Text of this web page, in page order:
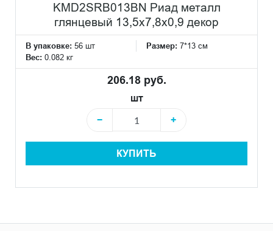
KMD2SRB013BN Риад металл
глянцевый 13,5x7,8x0,9 декор
В упаковке: 56 шт Размер: 7*13 см
Вес: 0.082 кг
206.18 руб.
шт
−
+
КУПИТЬ